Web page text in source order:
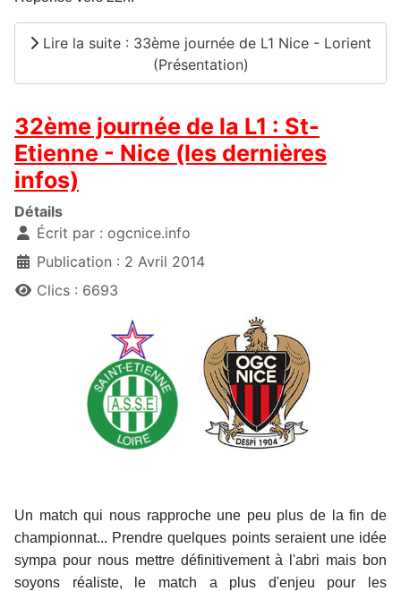
Lire la suite : 33ème journée de L1 Nice - Lorient
(Présentation)
32ème journée de la L1 : St-
Etienne - Nice (les dernières
infos)
Détails
Écrit par : ogcnice.info
Publication : 2 Avril 2014
Clics : 6693
Un match qui nous rapproche une peu plus de la fin de
championnat... Prendre quelques points seraient une idée
sympa pour nous mettre définitivement à l'abri mais bon
soyons réaliste, le match a plus d'enjeu pour les